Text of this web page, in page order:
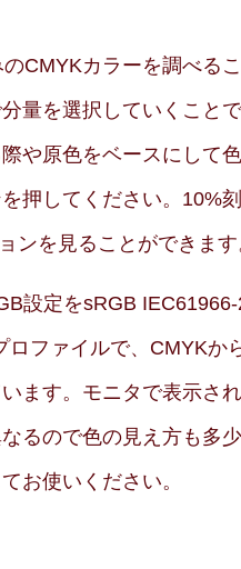
CMYKカラーを調べる
量を選択していくこと
や原色をベースにして
押してください。10%
ンを見ることができます
設定をsRGB
ファイルで、CMYKか
ます。モニタで表示さ
るので色の見え方も多
お使いください。